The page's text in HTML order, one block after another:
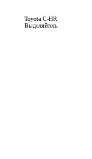
Toyota C-HR
Выделяйтесь